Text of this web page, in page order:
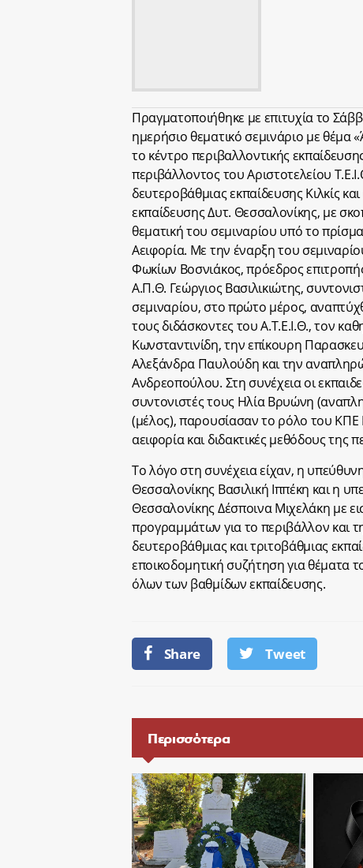
Πραγματοποιήθηκε με επιτυχία το
ημερήσιο θεματικό σεμινάριο με
το κέντρο περιβαλλοντικής
περιβάλλοντος του Αριστοτελείου
δευτεροβάθμιας εκπαίδευσης Κιλκίς
εκπαίδευσης Δυτ. Θεσσαλονίκης, με
θεματική του σεμιναρίου υπό το
Αειφορία. Με την έναρξη του
Φωκίων Βοσνιάκος, πρόεδρος
Α.Π.Θ. Γεώργιος Βασιλικιώτης,
σεμιναρίου, στο πρώτο μέρος,
τους διδάσκοντες του Α.Τ.Ε.Ι.Θ., τον
Κωνσταντινίδη, την επίκουρη
Αλεξάνδρα Παυλούδη και την
Ανδρεοπούλου. Στη συνέχεια οι
συντονιστές τους Hλία Βρυώνη
(μέλος), παρουσίασαν το ρόλο του ΚΠΕ
αειφορία και διδακτικές μεθόδους της
Το λόγο στη συνέχεια είχαν, η
Θεσσαλονίκης Βασιλική Ιππέκη και η
Θεσσαλονίκης Δέσποινα Μιχελάκη με
προγραμμάτων για το περιβάλλον και
δευτεροβάθμιας και τριτοβάθμιας
εποικοδομητική συζήτηση για θέματα
όλων των βαθμίδων εκπαίδευσης.
Share Tweet
Περισσότερα